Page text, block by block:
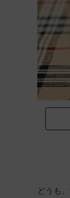
どうも